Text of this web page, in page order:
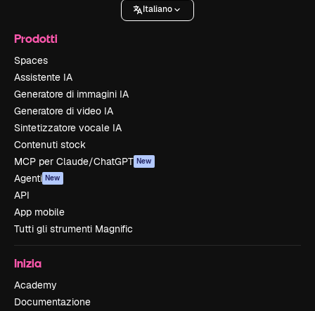
Italiano
Prodotti
Spaces
Assistente IA
Generatore di immagini IA
Generatore di video IA
Sintetizzatore vocale IA
Contenuti stock
MCP per Claude/ChatGPT New
Agenti New
API
App mobile
Tutti gli strumenti Magnific
Inizia
Academy
Documentazione